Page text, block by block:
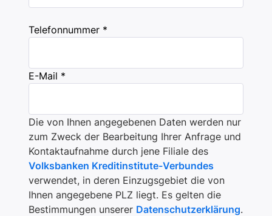
Telefonnummer *
E-Mail *
Die von Ihnen angegebenen Daten werden nur
zum Zweck der Bearbeitung Ihrer Anfrage und
Kontaktaufnahme durch jene Filiale des
Volksbanken Kreditinstitute-Verbundes
verwendet, in deren Einzugsgebiet die von
Ihnen angegebene PLZ liegt. Es gelten die
Bestimmungen unserer Datenschutzerklärung.